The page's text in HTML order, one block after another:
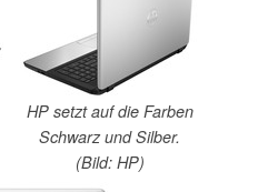
HP setzt auf die Farben
Schwarz und Silber.
(Bild: HP)